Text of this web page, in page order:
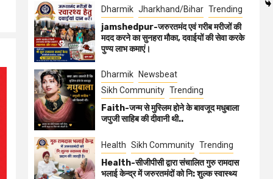
Dharmik Jharkhand/Bihar Trending
jamshedpur-जरुरतमंद एवं गरीब मरीजों की
मदद करने का सुनहरा मौका, दवाईयों की सेवा करके
पुण्य लाभ कमाएं।
Dharmik
Newsbeat
Sikh Community Trending
Faith-जन्म से मुस्लिम होने के बावजूद मधुबाला
जपुजी साहिब की दीवानी थी..
Health Sikh Community Trending
Health-सीजीपीसी द्वारा संचालित गुरु रामदास
भलाई केन्द्र में जरुरतमंदों को नि: शुल्क स्वास्थ्य